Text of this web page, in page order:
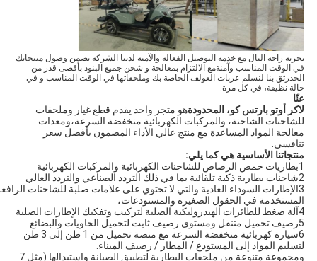
تجربة راحة البال مع خدمة التوصيل الفعالة والآمنة لدينا الشركة تضمن وصول منتجاتك
في الوقت المناسب وآمنةمع الالتزام بمعالجة و شحن جميع البنود بأقصى قدر من
الحذرثق بنا لنسلم عربات الغولف الخاصة بك وملحقاتها في الوقت المناسب و في
حالة نظيفة، في كل مرة.
عنّا
لاكر أوتو بارتس كو، المحدودةهو متجر واحد يقدم قطع غيار وملحقات
للشاحنات الشاحنة، والمركبات الكهربائية منخفضة السرعة،ومعدات
معالجة المواد المساعدة مع منتج عالي الأداء المضمون بأفضل سعر
تنافسي.
منتجاتنا الأساسية هي كما يلي:
1بطاريات حمض الرصاص للشاحنات الكهربائية والمركبات الكهربائية
2شاحنات بطارية ذكية تلقائية بما في ذلك التردد الصناعي والتردد العالي
3الإطارات السوداء العادية والتي لا تحتوي على علامات صلبة للشاحنات
المستخدمة في الحقول الصغيرة والمستودعات،
4آلة ضغط للطائرات الهيدروليكية الصلبة لتركيب وتفكيك الإطارات الصلبة
5رصيف تحميل متنقل ومستوى رصيف ثابت لتحميل الحاويات والبضائع
6سيارة كهربائية منخفضة السرعة مع منصة تحميل من 1 طن إلى 3 طن
لتسليم المواد إلى المستودع / المطار / رصيف الميناء.